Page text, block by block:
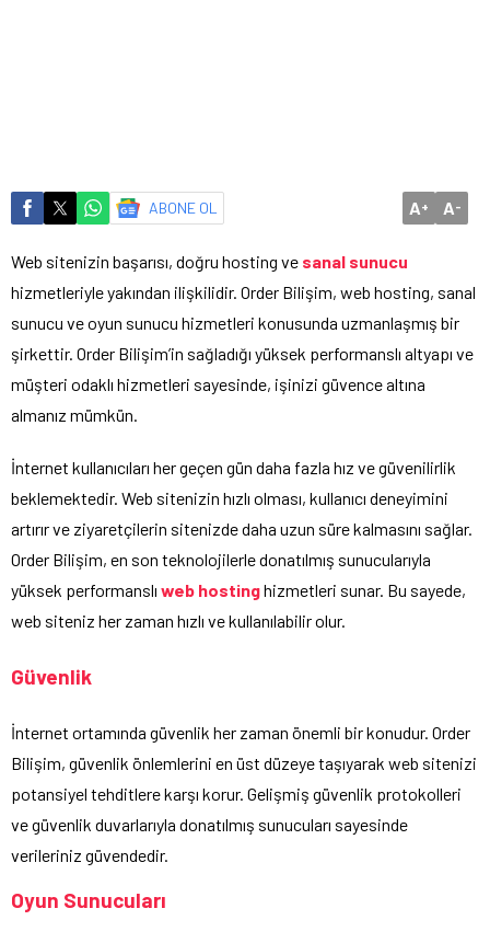
ABONE OL A+ A-
Web sitenizin başarısı, doğru hosting ve sanal sunucu
hizmetleriyle yakından ilişkilidir. Order Bilişim, web hosting, sanal
sunucu ve oyun sunucu hizmetleri konusunda uzmanlaşmış bir
şirkettir. Order Bilişim’in sağladığı yüksek performanslı altyapı ve
müşteri odaklı hizmetleri sayesinde, işinizi güvence altına
almanız mümkün.
İnternet kullanıcıları her geçen gün daha fazla hız ve güvenilirlik
beklemektedir. Web sitenizin hızlı olması, kullanıcı deneyimini
artırır ve ziyaretçilerin sitenizde daha uzun süre kalmasını sağlar.
Order Bilişim, en son teknolojilerle donatılmış sunucularıyla
yüksek performanslı web hostinghizmetleri sunar. Bu sayede,
web siteniz her zaman hızlı ve kullanılabilir olur.
Güvenlik
İnternet ortamında güvenlik her zaman önemli bir konudur. Order
Bilişim, güvenlik önlemlerini en üst düzeye taşıyarak web sitenizi
potansiyel tehditlere karşı korur. Gelişmiş güvenlik protokolleri
ve güvenlik duvarlarıyla donatılmış sunucuları sayesinde
verileriniz güvendedir.
Oyun Sunucuları